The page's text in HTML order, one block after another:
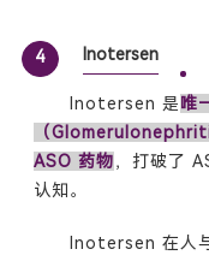
4 Inotersen
Inotersen 是唯
（
ASO 药物，打破了
认知。
Inotersen 在人